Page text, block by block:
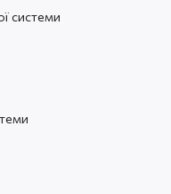
системи